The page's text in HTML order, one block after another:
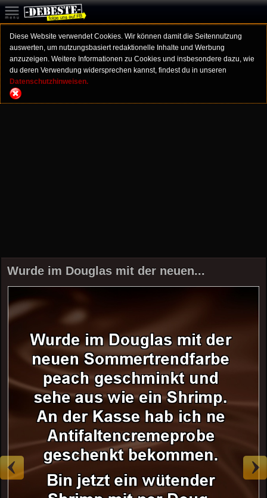
Diese Website verwendet Cookies. Wir können damit die Seitennutzung
auswerten, um nutzungsbasiert redaktionelle Inhalte und Werbung
anzuzeigen. Weitere Informationen zu Cookies und insbesondere dazu, wie
du deren Verwendung widersprechen kannst, findest du in unseren
Datenschutzhinweisen.
Wurde im Douglas mit der neuen...